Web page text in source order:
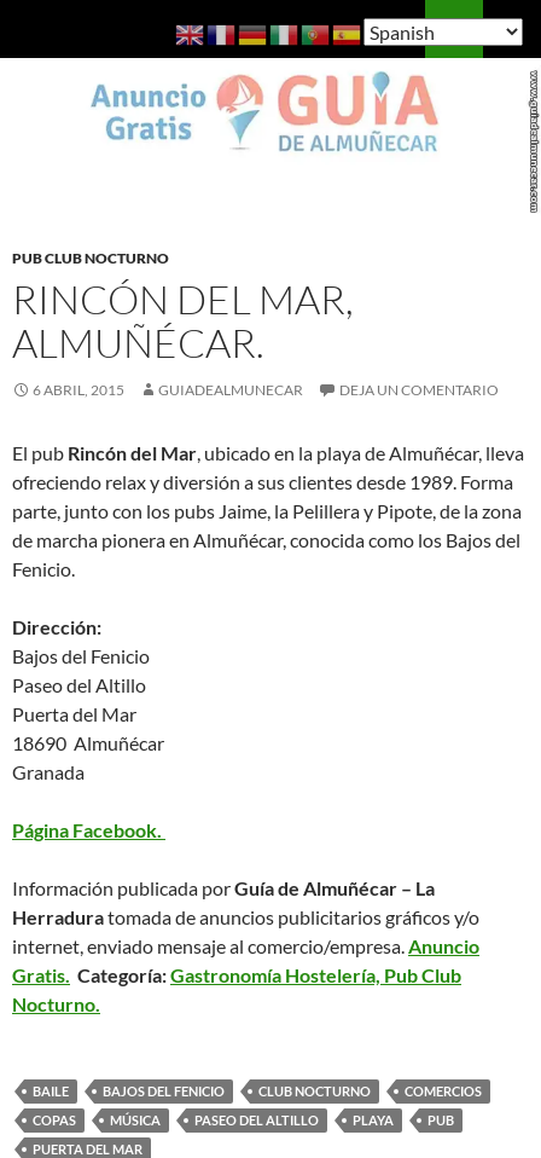
Guía de Almuñécar
MENÚ
PUB CLUB NOCTURNO
RINCÓN DEL MAR,
ALMUÑÉCAR.
6 ABRIL, 2015 GUIADEALMUNECAR DEJA UN COMENTARIO
El pub Rincón del Mar , ubicado en la playa de Almuñécar, lleva
ofreciendo relax y diversión a sus clientes desde 1989. Forma
parte, junto con los pubs Jaime, la Pelillera y Pipote, de la zona
de marcha pionera en Almuñécar, conocida como los Bajos del
Fenicio.
Dirección:
Bajos del Fenicio
Paseo del Altillo
Puerta del Mar
18690 Almuñécar
Granada
Página Facebook.
Información publicada porGuía de Almuñécar – La
Herraduratomada de anuncios publicitarios gráficos y/o
internet, enviado mensaje al comercio/empresa. Anuncio
Gratis. Categoría:Gastronomía Hostelería, Pub Club
Nocturno.
BAILE BAJOS DEL FENICIO CLUB NOCTURNO
COMERCIOS
COPAS
MÚSICA PASEO DEL ALTILLO PLAYA
PUB
PUERTA DEL MAR